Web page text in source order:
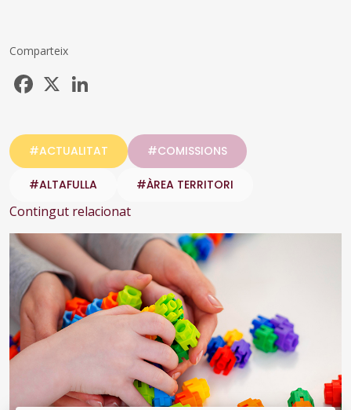
Comparteix
Facebook
#ACTUALITAT #COMISSIONS
#ALTAFULLA #ÀREA TERRITORI
Contingut relacionat